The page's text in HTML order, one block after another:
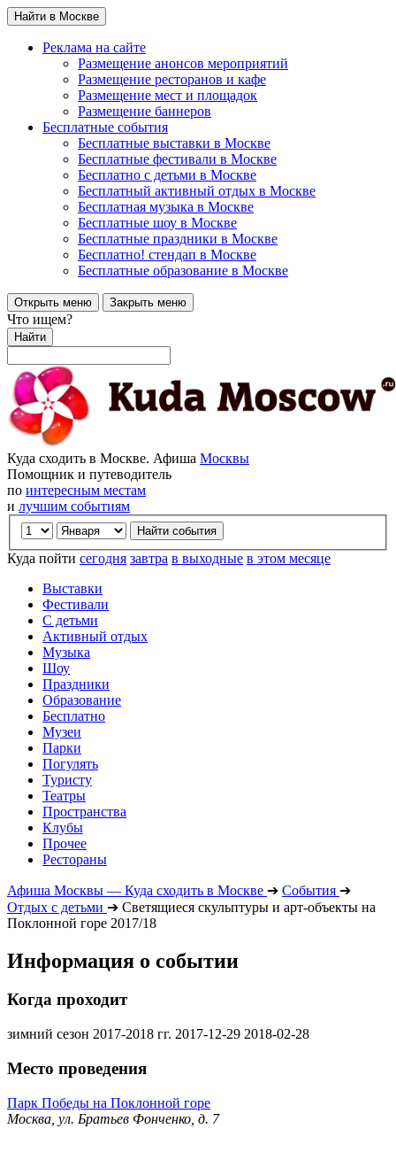
Найти в Москве
Реклама на сайте
Размещение анонсов мероприятий
Размещение ресторанов и кафе
Размещение мест и площадок
Размещение баннеров
Бесплатные события
Бесплатные выставки в Москве
Бесплатные фестивали в Москве
Бесплатно с детьми в Москве
Бесплатный активный отдых в Москве
Бесплатная музыка в Москве
Бесплатные шоу в Москве
Бесплатные праздники в Москве
Бесплатно! стендап в Москве
Бесплатные образование в Москве
Открыть меню Закрыть меню
Что ищем?
Найти
Куда сходить в Москве. Афиша Москвы
Помощник и путеводитель
по интересным местам
и лучшим событиям
Куда пойти сегодня завтра в выходные в этом месяце
Выставки
Фестивали
С детьми
Активный отдых
Музыка
Шоу
Праздники
Образование
Бесплатно
Музеи
Парки
Погулять
Туристу
Театры
Пространства
Клубы
Прочее
Рестораны
Афиша Москвы — Куда сходить в Москве ➔ События ➔
Отдых с детьми ➔ Светящиеся скульптуры и арт-объекты на
Поклонной горе 2017/18
Информация о событии
Когда проходит
зимний сезон 2017-2018 гг. 2017-12-29 2018-02-28
Место проведения
Парк Победы на Поклонной горе
Москва, ул. Братьев Фонченко, д. 7